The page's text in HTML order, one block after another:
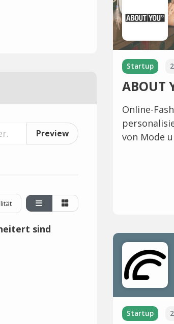
Preview
Startup
ABOUT
Online-
von Mode
Startup